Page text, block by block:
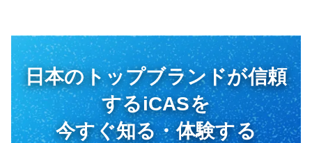
日本のトップブランドが信頼
するiCASを
今すぐ知る・体験する